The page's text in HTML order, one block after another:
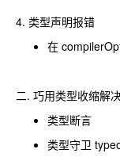
4. 类型声明报错
在
二. 巧用类型收缩解
类型断言
类型守卫